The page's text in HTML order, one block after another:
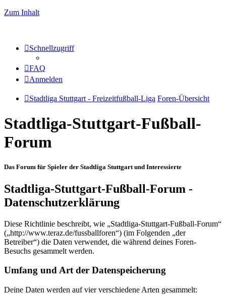
Zum Inhalt
Schnellzugriff
FAQ
Anmelden
Stadtliga Stuttgart - Freizeitfußball-Liga Foren-Übersicht
Stadtliga-Stuttgart-Fußball-
Forum
Das Forum für Spieler der Stadtliga Stuttgart und Interessierte
Stadtliga-Stuttgart-Fußball-Forum -
Datenschutzerklärung
Diese Richtlinie beschreibt, wie „Stadtliga-Stuttgart-Fußball-Forum“
(„http://www.teraz.de/fussballforen“) (im Folgenden „der
Betreiber“) die Daten verwendet, die während deines Foren-
Besuchs gesammelt werden.
Umfang und Art der Datenspeicherung
Deine Daten werden auf vier verschiedene Arten gesammelt: